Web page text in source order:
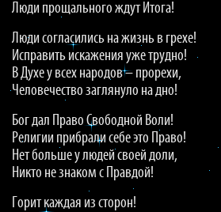
Люди прощального ждут Итога!
Люди согласились на жизнь в грехе!
Исправить искажения уже трудно!
В Духе у всех народов – прорехи,
Человечество заглянуло на дно!
Бог дал Право Свободной Воли!
Религии прибрали себе это Право!
Нет больше у людей своей доли,
Никто не знаком с Правдой!
Горит каждая из сторон!